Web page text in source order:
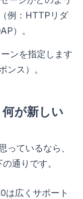
例：HTTPリダ
）。
ンを指定します
ンス）。
何が新しい
っているなら、
通りです。
は広くサポート